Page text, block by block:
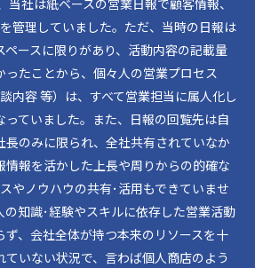
当社は紙ベースの営業日報で顧客情報、
管理していました。ただ、当時の日報は
ペースに限りがあり、活動内容の記載量
ったことから、個々人の営業プロセス
談内容 等）は、すべて営業担当に属人化し
っていました。また、日報の回覧先は自
長のみに限られ、全社共有されていなか
情報を活かした上長や周りからの的確な
やノウハウの共有･活用もできていませ
の知識･経験やスキルに依存した営業活動
ず、会社全体が持つ本来のリソースを十
ていない状況で、言わば個人商店のよう